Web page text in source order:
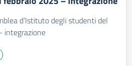
d’Istituto degli studenti del
integrazione